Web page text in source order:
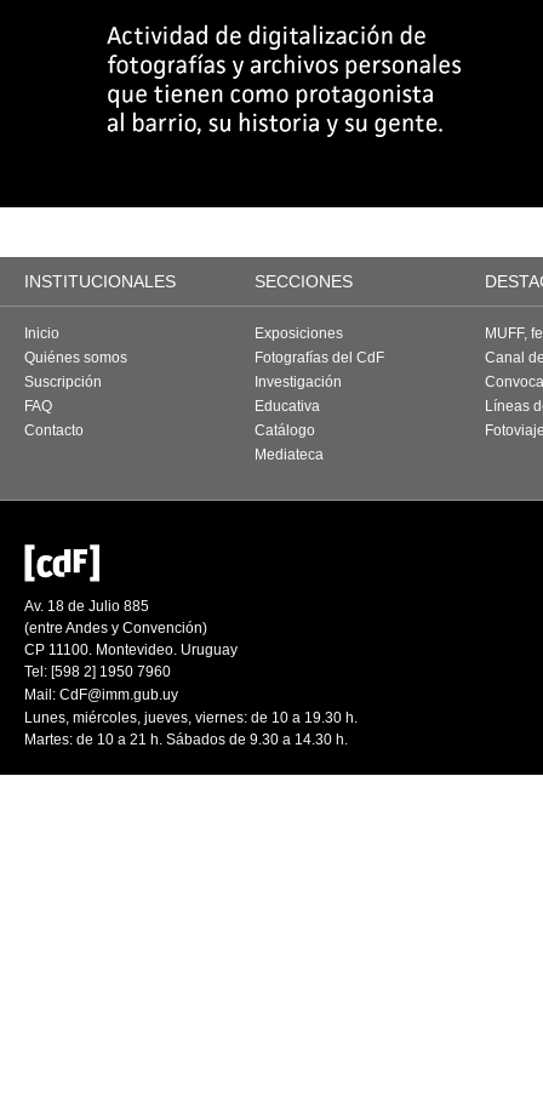
INSTITUCIONALES SECCIONES
Inicio
Quiénes somos
Suscripción
FAQ
Contacto
Exposiciones
Fotografías del CdF
Investigación
Educativa
Catálogo
Mediateca
MUFF,
Canal
Líneas
Av. 18 de Julio 885
(entre Andes y Convención)
CP 11100. Montevideo. Uruguay
Tel: [598 2] 1950 7960
Mail: CdF@imm.gub.uy
Lunes, miércoles, jueves, viernes: de 10 a 19.30 h.
Martes: de 10 a 21 h. Sábados de 9.30 a 14.30 h.